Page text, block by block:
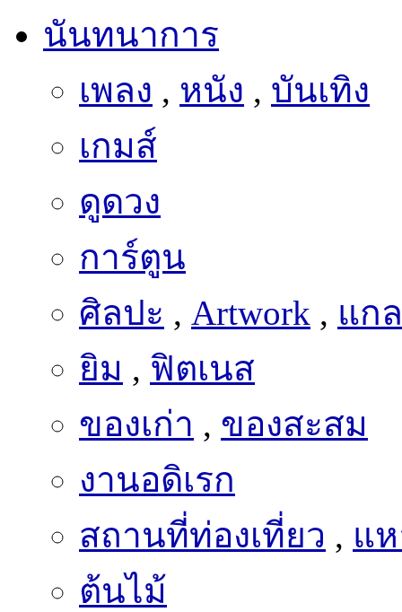
นันทนาการ
เพลง , หนัง , บันเทิง
เกมส์
ดูดวง
การ์ตูน
ศิลปะ , Artwork , แก
ยิม , ฟิตเนส
ของเก่า , ของสะสม
งานอดิเรก
สถานที่ท่องเที่ยว , แ
ต้นไม้